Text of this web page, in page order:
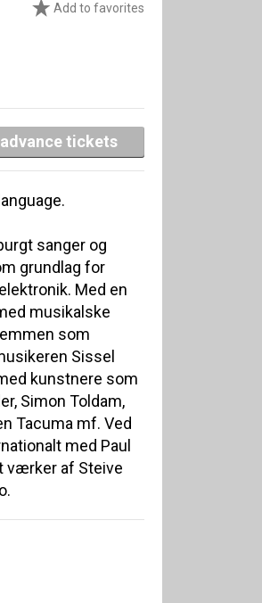
Add to favorites
tickets
sanger og
grundlag for
Med en
musikalske
som
Sissel
kunstnere som
Simon Toldam,
Tacuma mf. Ved
med Paul
værker af Steive